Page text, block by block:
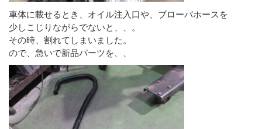
車体に載せるとき、オイル注入口や、ブローバホースを
少しこじりながらでないと、、。
その時、割れてしまいました。
ので、急いで新品パーツを、、